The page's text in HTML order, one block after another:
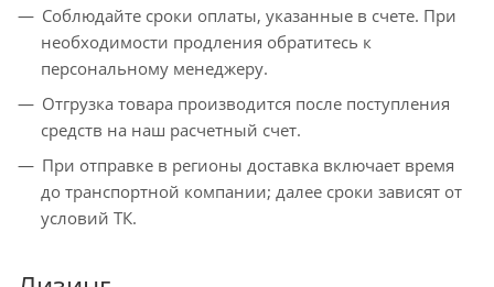
Соблюдайте сроки оплаты, указанные в счете. При
необходимости продления обратитесь к
персональному менеджеру.
Отгрузка товара производится после поступления
средств на наш расчетный счет.
При отправке в регионы доставка включает время
до транспортной компании; далее сроки зависят от
условий ТК.